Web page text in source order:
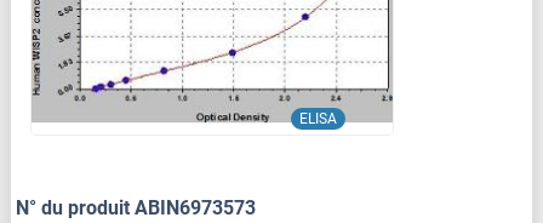
ELISA
N° du produit ABIN6973573